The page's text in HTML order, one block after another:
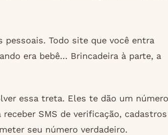
pessoais. Todo site que você entra
era bebê… Brincadeira à parte, a
essa treta. Eles te dão um número
SMS de verificação, cadastros
seu número verdadeiro.